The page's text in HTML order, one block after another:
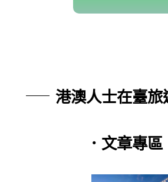
港澳人士在臺旅
．文章專區